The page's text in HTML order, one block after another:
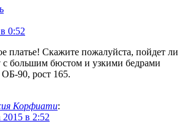
0:52
платье! Скажите пожалуйста, пойдет ли
с большим бюстом и узкими бедрами
90, рост 165.
Корфиати:
2015 в 2:52